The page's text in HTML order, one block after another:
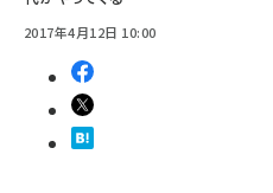
2017年4月12日 10:00